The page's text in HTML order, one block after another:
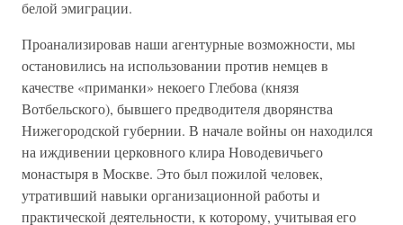
белой эмиграции.
Проанализировав наши агентурные возможности, мы
остановились на использовании против немцев в
качестве «приманки» некоего Глебова (князя
Вотбельского), бывшего предводителя дворянства
Нижегородской губернии. В начале войны он находился
на иждивении церковного клира Новодевичьего
монастыря в Москве. Это был пожилой человек,
утративший навыки организационной работы и
практической деятельности, к которому, учитывая его